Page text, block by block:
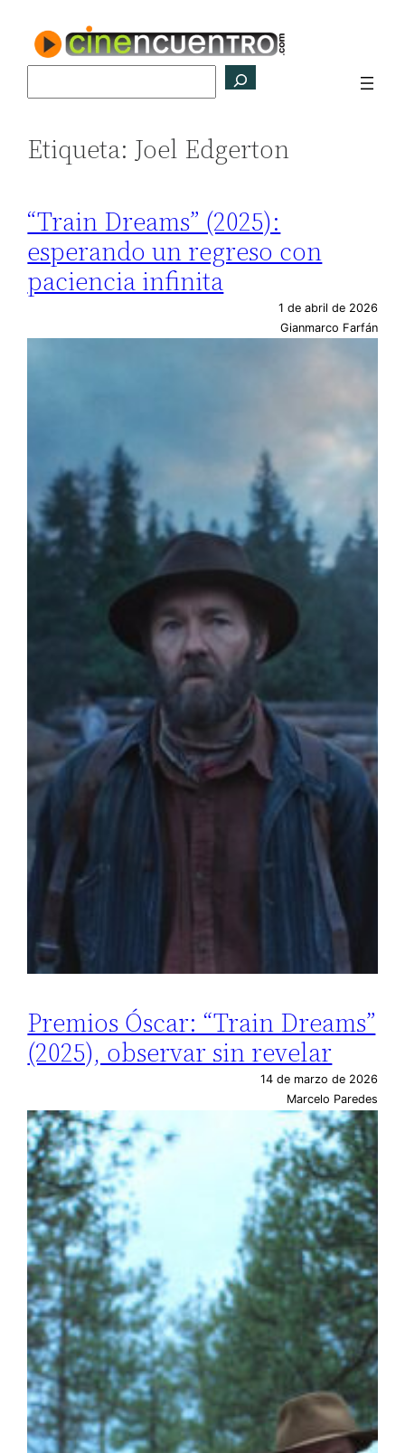
contenido
Etiqueta: Joel Edgerton
“Train Dreams” (2025):
esperando un regreso con
paciencia infinita
1 de abril de 2026
Gianmarco Farfán
Premios Óscar: “Train Dreams”
(2025), observar sin revelar
14 de marzo de 2026
Marcelo Paredes